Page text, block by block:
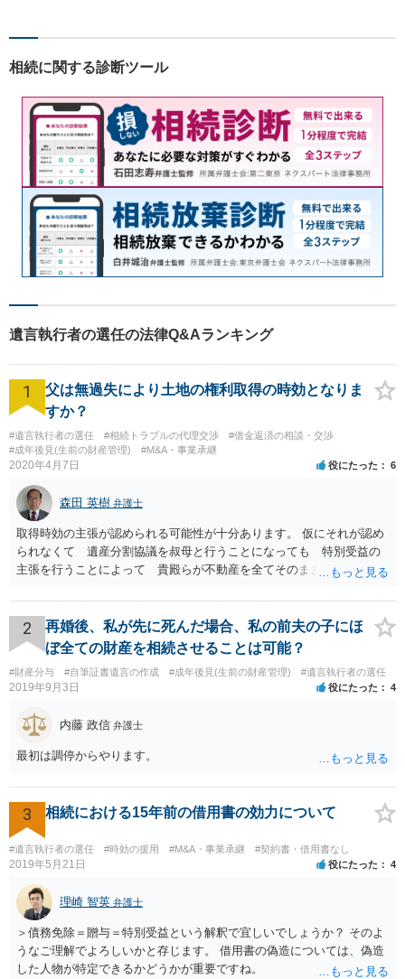
相続に関する診断ツール
遺言執行者の選任の法律Q&Aランキング
1
父は無過失により土地の権利取得の時効となりま
すか？
#遺言執行者の選任 #相続トラブルの代理交渉
#借金返済の相談・交渉
#成年後見(生前の財産管理)
#M&A・事業承継
2020年4月7日 役にたった 6
森田 英樹 弁護士
取得時効の主張が認められる可能性が十分あります。 仮にそれが認め
られなくて 遺産分割協議を叔母と行うことになっても 特別受益の
主張を行うことによって 貴殿らが不動産を全てそのまま取得できる
2
再婚後、私が先に死んだ場合、私の前夫の子にほ
ぼ全ての財産を相続させることは可能？
#財産分与 #自筆証書遺言の作成 #成年後見(生前の財産管理) #遺言執行者の選任
2019年9月3日 役にたった 4
内藤 政信 弁護士
最初は調停からやります。
3 相続における15年前の借用書の効力について
#遺言執行者の選任 #時効の援用 #M&A・事業承継 #契約書・借用書なし
2019年5月21日 役にたった 4
理崎 智英 弁護士
＞債務免除＝贈与＝特別受益という解釈で宜しいでしょうか？ そのよ
うなご理解でよろしいかと存じます。 借用書の偽造については、偽造
した人物が特定できるかどうかが重要ですね。